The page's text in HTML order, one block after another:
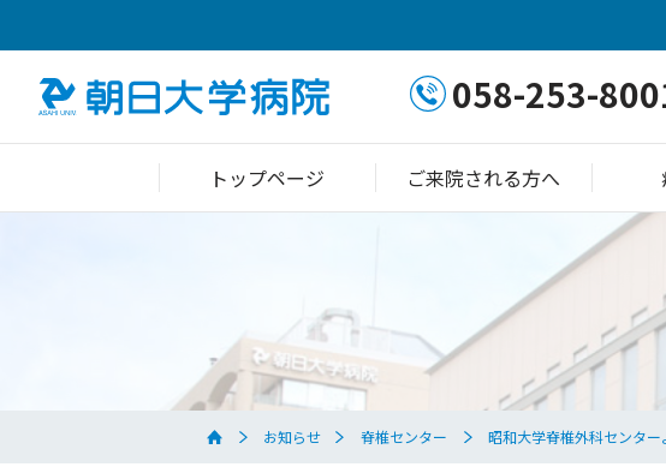
058-253-
トップページ ご来院される方へ
お知らせ 脊椎センター 昭和大学脊椎外科センタ